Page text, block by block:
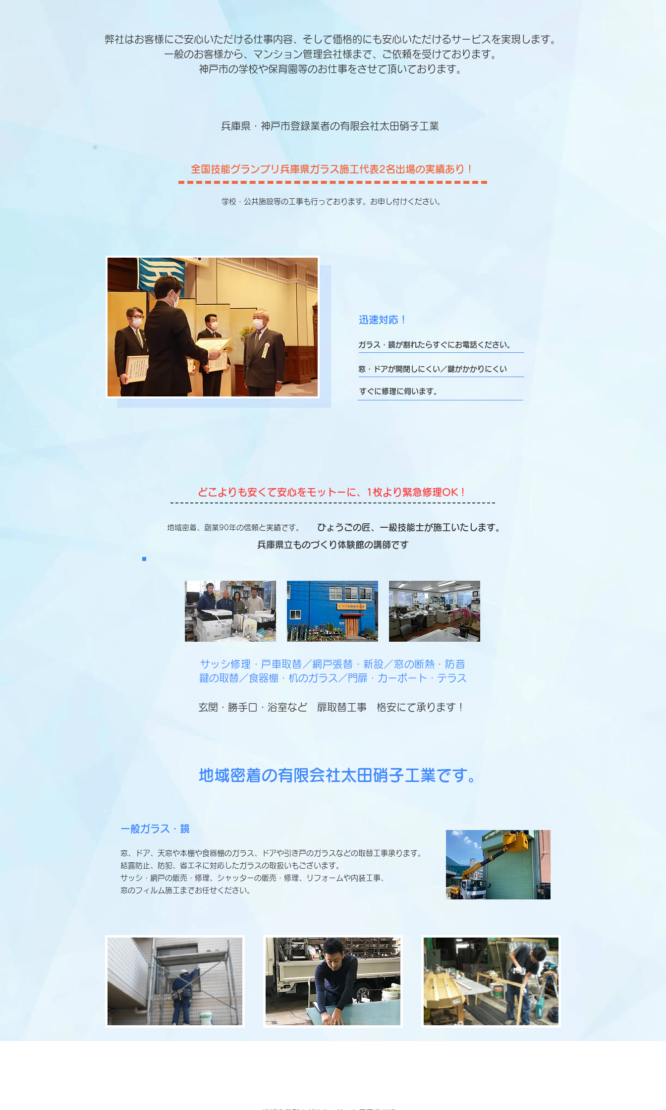
弊社はお客様にご安心いただける仕事内容、そして価格的にも安心いただけるサービスを実現します。
一般のお客様から、マンション管理会社様まで、ご依頼を受けております。
神戸市の学校や保育園等のお仕事をさせて頂いております。
兵庫県・神戸市登録業者の有限会社太田硝子工業
全国技能グランプリ兵庫県ガラス施工代表2名出場の実績あり！
学校・公共施設等の工事も行っております。お申し付けください。
迅速対応！
ガラス・鏡が割れたらすぐにお電話ください。
窓・ドアが開閉しにくい／鍵がかかりにくい
すぐに修理に伺います。
どこよりも安くて安心をモットーに、1枚より緊急修理OK！
地域密着、創業90年の信頼と実績です。
ひょうごの匠、一級技能士が施工いたします。
兵庫県立ものづくり体験館の講師です
サッシ修理・戸車取替／網戸張替・新設／窓の断熱・防音
鍵の取替／食器棚・机のガラス／門扉・カーポート・テラス
玄関・勝手口・浴室など 扉取替工事 格安にて承ります！
地域密着の有限会社太田硝子工業です。
一般ガラス・鏡
窓、ドア、天窓や本棚や食器棚のガラス、ドアや引き戸のガラスなどの取替工事承ります。
結露防止、防犯、省エネに対応したガラスの取扱いもございます。
サッシ・網戸の販売・修理、シャッターの販売・修理、リフォームや内装工事、
窓のフィルム施工までお任せください。